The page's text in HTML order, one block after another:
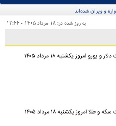
و ویران شده‌اند
به روز شده در: ۱۸ مرداد ۱۴۰۵ - ۱۲:۴۴
و یورو امروز یکشنبه ۱۸ مرداد ۱۴۰۵
و طلا امروز یکشنبه ۱۸ مرداد ۱۴۰۵